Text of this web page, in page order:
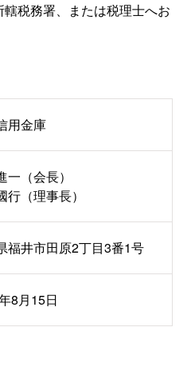
税務署、または税理士へお
用金庫
一（会長）
行（理事長）
福井市田原2丁目3番1号
8月15日